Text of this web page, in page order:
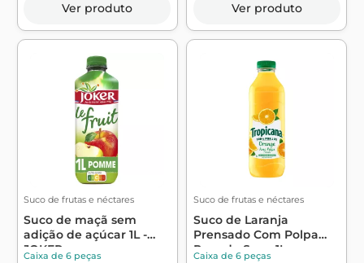
Ver produto Ver produto
Suco de frutas e néctares
Suco de maçã sem
adição de açúcar 1L -
JOKER
Caixa de 6 peças
Suco de frutas e néctares
Suco de Laranja
Prensado Com Polpa
Pura de Suco 1L - ...
Caixa de 6 peças